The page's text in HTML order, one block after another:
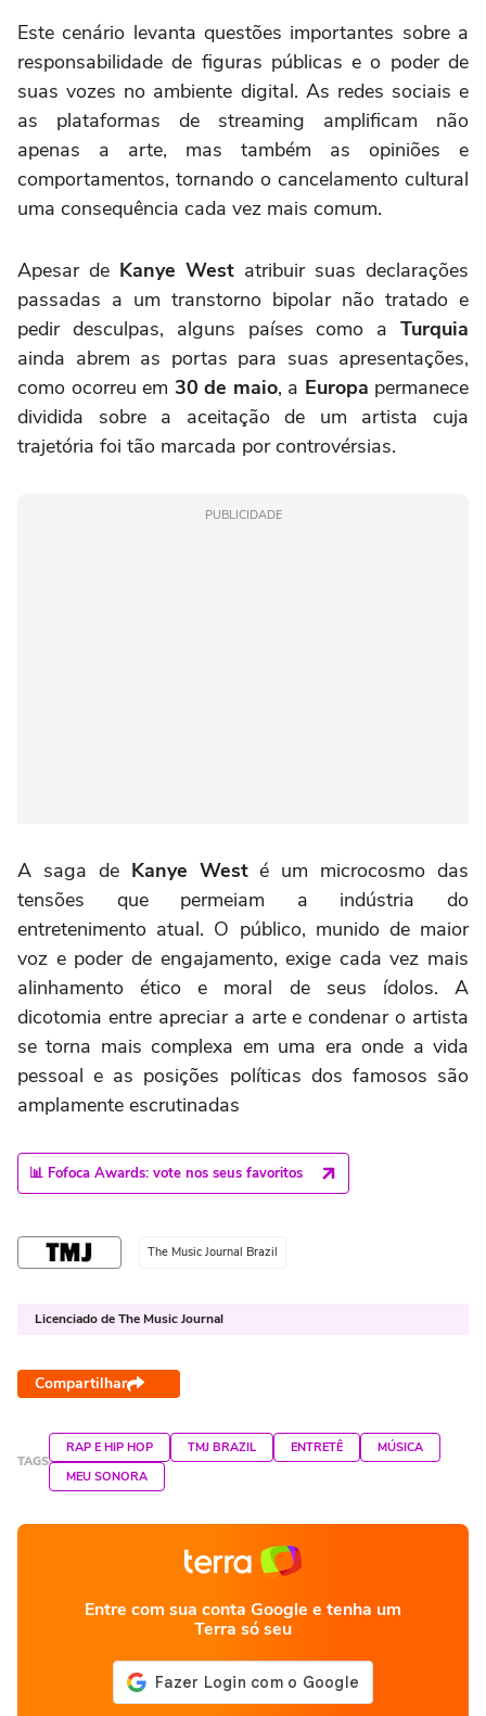
Este cenário levanta questões importantes sobre a
responsabilidade de figuras públicas e o poder de
suas vozes no ambiente digital. As redes sociais e
as plataformas de streaming amplificam não
apenas a arte, mas também as opiniões e
comportamentos, tornando o cancelamento cultural
uma consequência cada vez mais comum.
Apesar de Kanye West atribuir suas declarações
passadas a um transtorno bipolar não tratado e
pedir desculpas, alguns países como a Turquia
ainda abrem as portas para suas apresentações,
como ocorreu em 30 de maio, a Europa permanece
dividida sobre a aceitação de um artista cuja
trajetória foi tão marcada por controvérsias.
PUBLICIDADE
A saga de Kanye Westé um microcosmo das
tensões que permeiam a indústria do
entretenimento atual. O público, munido de maior
voz e poder de engajamento, exige cada vez mais
alinhamento ético e moral de seus ídolos. A
dicotomia entre apreciar a arte e condenar o artista
se torna mais complexa em uma era onde a vida
pessoal e as posições políticas dos famosos são
amplamente escrutinadas
📊 Fofoca Awards: vote nos seus favoritos
The Music Journal Brazil
Licenciado de The Music Journal
Compartilhar
TAGS
RAP E HIP HOP TMJ BRAZIL ENTRETÊ
MÚSICA
MEU SONORA
Entre com sua conta Google e tenha um
Terra só seu